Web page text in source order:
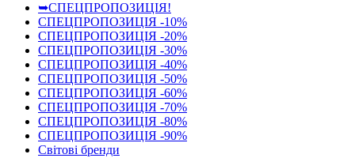
➥СПЕЦПРОПОЗИЦІЯ!
СПЕЦПРОПОЗИЦІЯ -10%
СПЕЦПРОПОЗИЦІЯ -20%
СПЕЦПРОПОЗИЦІЯ -30%
СПЕЦПРОПОЗИЦІЯ -40%
СПЕЦПРОПОЗИЦІЯ -50%
СПЕЦПРОПОЗИЦІЯ -60%
СПЕЦПРОПОЗИЦІЯ -70%
СПЕЦПРОПОЗИЦІЯ -80%
СПЕЦПРОПОЗИЦІЯ -90%
Світові бренди